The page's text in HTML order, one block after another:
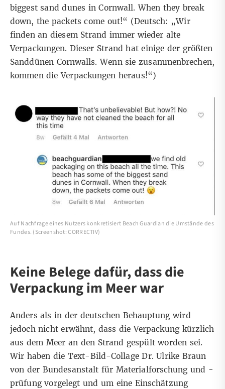
biggest sand dunes in Cornwall. When they break
down, the packets come out!“ (Deutsch: „Wir
finden an diesem Strand immer wieder alte
Verpackungen. Dieser Strand hat einige der größten
Sanddünen Cornwalls. Wenn sie zusammenbrechen,
kommen die Verpackungen heraus!“)
Auf Nachfrage eines Nutzers konkretisiert Beach Guardian die Umstände des
Fundes. (Screenshot: CORRECTIV)
Keine Belege dafür, dass die
Verpackung im Meer war
Anders als in der deutschen Behauptung wird
jedoch nicht erwähnt, dass die Verpackung kürzlich
aus dem Meer an den Strand gespült worden sei.
Wir haben die Text-Bild-Collage Dr. Ulrike Braun
von der Bundesanstalt für Materialforschung und -
prüfung vorgelegt und um eine Einschätzung